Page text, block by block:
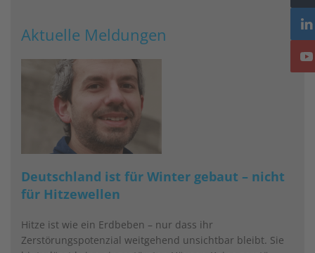
Aktuelle Meldungen
Deutschland ist für Winter gebaut – nicht
für Hitzewellen
Hitze ist wie ein Erdbeben – nur dass ihr
Zerstörungspotenzial weitgehend unsichtbar bleibt. Sie